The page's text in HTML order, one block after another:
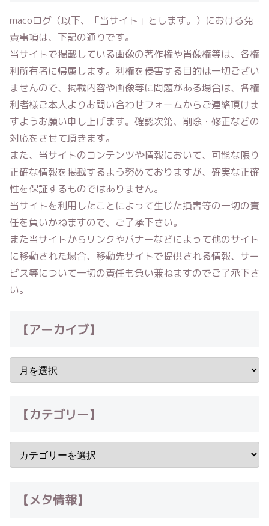
macoログ （以下、「当サイト」とします。）における免
責事項は、下記の通りです。
当サイトで掲載している画像の著作権や肖像権等は、各権
利所有者に帰属します。利権を侵害する目的は一切ござい
ませんので、掲載内容や画像等に問題がある場合は、各権
利者様ご本人よりお問い合わせフォームからご連絡頂けま
すようお願い申し上げます。確認次第、削除・修正などの
対応をさせて頂きます。
また、当サイトのコンテンツや情報において、可能な限り
正確な情報を掲載するよう努めておりますが、確実な正確
性を保証するものではありません。
当サイトを利用したことによって生じた損害等の一切の責
任を負いかねますので、ご了承下さい。
また当サイトからリンクやバナーなどによって他のサイト
に移動された場合、移動先サイトで提供される情報、サー
ビス等について一切の責任も負い兼ねますのでご了承下さ
い。
【アーカイブ】
【カテゴリー】
【メタ情報】